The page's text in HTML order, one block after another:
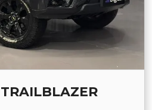
TRAILBLAZER